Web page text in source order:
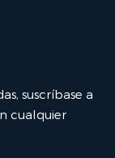
suscríbase a
cualquier